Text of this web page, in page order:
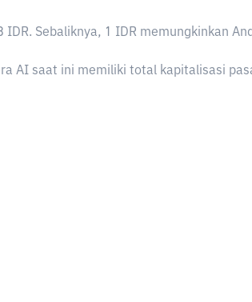
Sebaliknya, 1 IDR memungkinkan
AI saat ini memiliki total kapitalisasi